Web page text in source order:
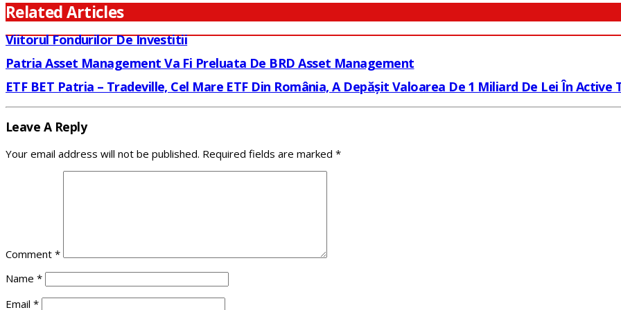
Related Articles
Viitorul Fondurilor De Investitii
Patria Asset Management Va Fi Preluata De BRD Asset Management
ETF BET Patria – Tradeville, Cel Mare ETF Din România, A Depășit Valoarea De 1 Miliard De Lei În Active
Leave A Reply
Your email address will not be published. Required fields are marked *
Comment *
Name *
Email *